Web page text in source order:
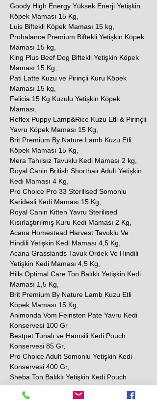
Goody High Energy Yüksek Enerji Yetişkin
Köpek Maması 15 Kg,
Luis Biftekli Köpek Maması 15 kg,
Probalance Premium Biftekli Yetişkin Köpek
Maması 15 kg,
King Plus Beef Dog Biftekli Yetişkin Köpek
Maması 15 Kg,
Pati Latte Kuzu ve Pirinçli Kuru Köpek
Maması 15 kg,
Felicia 15 Kg Kuzulu Yetişkin Köpek
Maması,
Reflex Puppy Lamp&Rice Kuzu Etli & Pirinçli
Yavru Köpek Maması 15 Kg,
Brit Premium By Nature Lamb Kuzu Etli
Köpek Maması 15 Kg,
Mera Tahılsız Tavuklu Kedi Maması 2 kg,
Royal Canin British Shorthair Adult Yetişkin
Kedi Maması 4 Kg,
Pro Choice Pro 33 Sterilised Somonlu
Karidesli Kedi Maması 15 Kg,
Royal Canin Kitten Yavru Sterilised
Kısırlaştırılmış Kuru Kedi Maması 2 Kg,
Acana Homestead Harvest Tavuklu Ve
Hindili Yetişkin Kedi Maması 4,5 Kg,
Acana Grasslands Tavuk Ördek Ve Hindili
Yetişkin Kedi Maması 4,5 Kg,
Hills Optimal Care Ton Balıklı Yetişkin Kedi
Maması 1,5 Kg,
Brit Premium By Nature Lamb Kuzu Etli
Köpek Maması 15 Kg,
Animonda Vom Feinsten Pate Yavru Kedi
Konservesi 100 Gr
Bestpet Tunalı ve Hamsili Kedi Pouch
Konservesi 85 Gr,
Pro Choice Adult Somonlu Yetişkin Kedi
Konservesi 400 Gr,
Sheba Ton Balıklı Yetişkin Kedi Pouch
Konserve 85 Gr,
N&D Prime Tavuklu ve Narlı Tahılsız Yetişkin